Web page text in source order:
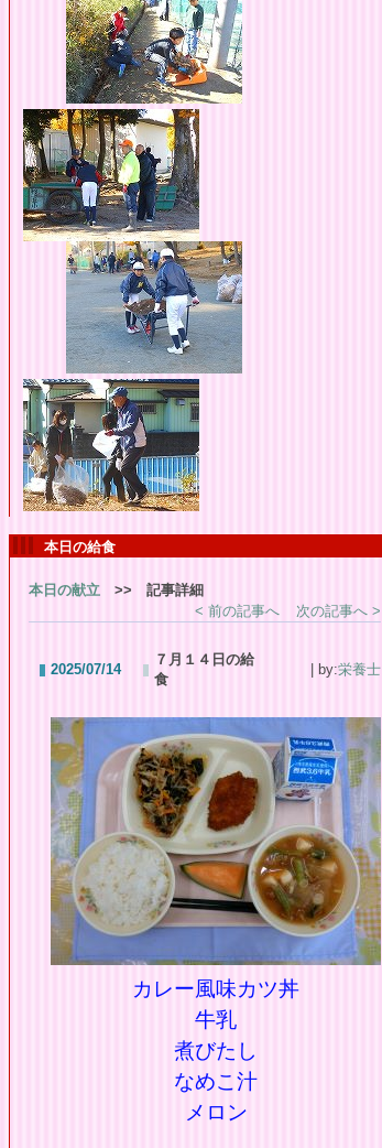
本日の給食
本日の献立 >> 記事詳細
< 前の記事へ
次の記事へ >
2025/07/14
７月１４日の給
食
| by:栄養士
カレー風味カツ丼
牛乳
煮びたし
なめこ汁
メロン